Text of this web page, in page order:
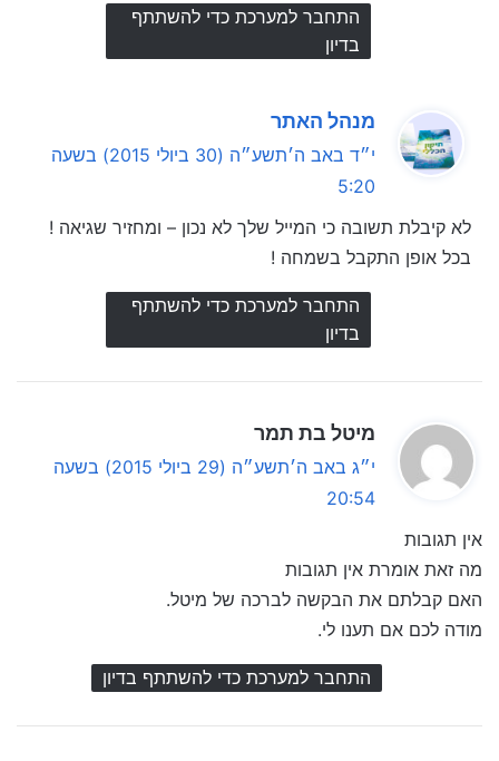
התחבר למערכת כדי להשתתף
בדיון
מנהל האתר
ג
י״ד באב ה׳תשע״ה (30 ביולי 2015) בשעה
5:20
לא קיבלת תשובה כי המייל שלך לא נכון – ומחזיר שגיאה !
בכל אופן התקבל בשמחה !
התחבר למערכת כדי להשתתף
בדיון
מיטל בת תמר
ג
י״ג באב ה׳תשע״ה (29 ביולי 2015) בשעה
20:54
אין תגובות
מה זאת אומרת אין תגובות
האם קבלתם את הבקשה לברכה של מיטל.
מודה לכם אם תענו לי.
התחבר למערכת כדי להשתתף בדיון